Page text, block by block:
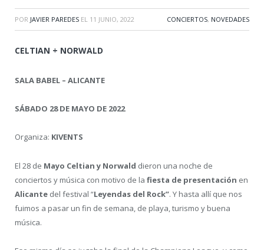
POR JAVIER PAREDES EL 11 JUNIO, 2022 CONCIERTOS, NOVEDADES
CELTIAN + NORWALD
SALA BABEL – ALICANTE
SÁBADO 28 DE MAYO DE 2022
Organiza: KIVENTS
El 28 de Mayo Celtian y Norwald dieron una noche de
conciertos y música con motivo de la fiesta de presentación en
Alicante del festival “Leyendas del Rock”. Y hasta allí que nos
fuimos a pasar un fin de semana, de playa, turismo y buena
música.